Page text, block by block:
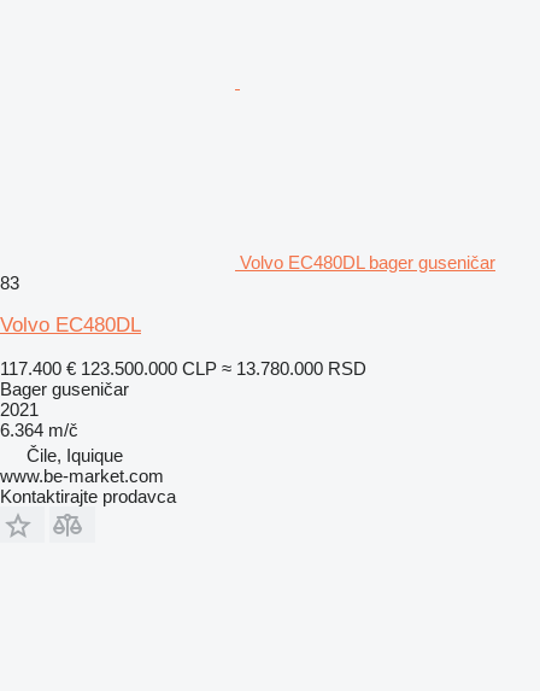
Volvo EC480DL bager guseničar
83
Volvo EC480DL
117.400 € 123.500.000 CLP ≈ 13.780.000 RSD
Bager guseničar
2021
6.364 m/č
Čile, Iquique
www.be-market.com
Kontaktirajte prodavca